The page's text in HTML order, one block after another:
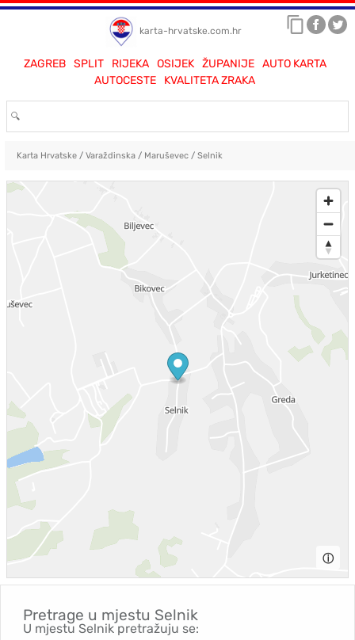
karta-hrvatske.com.hr
ZAGREB SPLIT RIJEKA OSIJEK ŽUPANIJE
AUTO KARTA
AUTOCESTE
KVALITETA ZRAKA
Karta Hrvatske/ Varaždinska/ Maruševec/ Selnik
ⓘ
Pretrage u mjestu Selnik
U mjestu Selnik pretražuju se: